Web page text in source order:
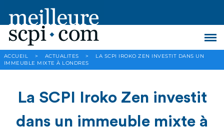
ACCUEIL > ACTUALITES >
LA SCPI IROKO ZEN INVESTIT DANS UN
IMMEUBLE MIXTE À LONDRES
La SCPI Iroko Zen investit
dans un immeuble mixte à